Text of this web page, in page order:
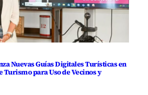
Nuevas Guías Digitales Turísticas en
Turismo para Uso de Vecinos y